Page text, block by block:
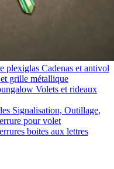
plexiglas Cadenas et antivol
grille métallique
Volets et rideaux
Signalisation, Outillage,
pour volet
boites aux lettres